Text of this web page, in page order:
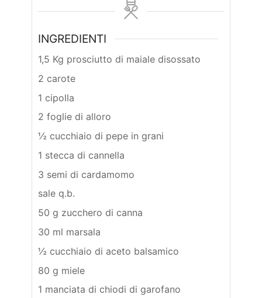
INGREDIENTI
1,5 Kg prosciutto di maiale disossato
2 carote
1 cipolla
2 foglie di alloro
½ cucchiaio di pepe in grani
1 stecca di cannella
3 semi di cardamomo
sale q.b.
50 g zucchero di canna
30 ml marsala
½ cucchiaio di aceto balsamico
80 g miele
1 manciata di chiodi di garofano